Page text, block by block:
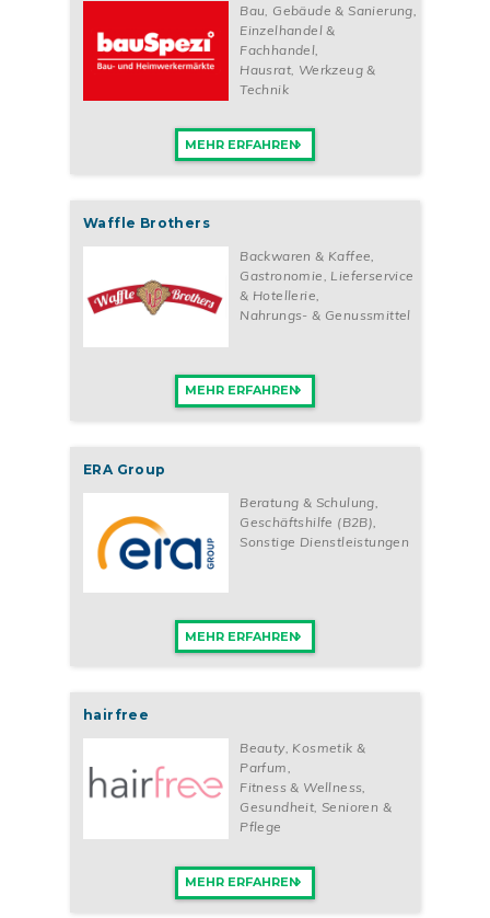
Bau, Gebäude & Sanierung
Einzelhandel &
Fachhandel
Hausrat, Werkzeug &
Technik
MEHR ERFAHREN
Waffle Brothers
Backwaren & Kaffee,
Gastronomie, Lieferservice
& Hotellerie,
Nahrungs- & Genussmittel
MEHR ERFAHREN
ERA Group
Beratung & Schulung
Geschäftshilfe (B2B)
Sonstige Dienstleistungen
MEHR ERFAHREN
hairfree
Beauty, Kosmetik &
Parfum,
Fitness & Wellness,
Gesundheit, Senioren &
Pflege
MEHR ERFAHREN